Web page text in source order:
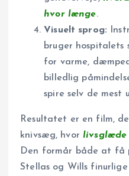
hvor længe.
Visuelt sprog:
bruger hospitalets
for varme,
billedlig
spire selv de mest
Resultatet er en film,
knivsæg, hvorlivsglæde
Den formår både at få
Stellas og Wills